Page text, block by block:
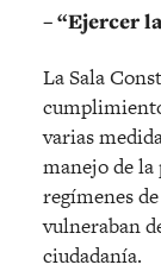
– “Ejercer
La Sala
varias
manejo de
regímenes
vulneraban
ciudadanía.